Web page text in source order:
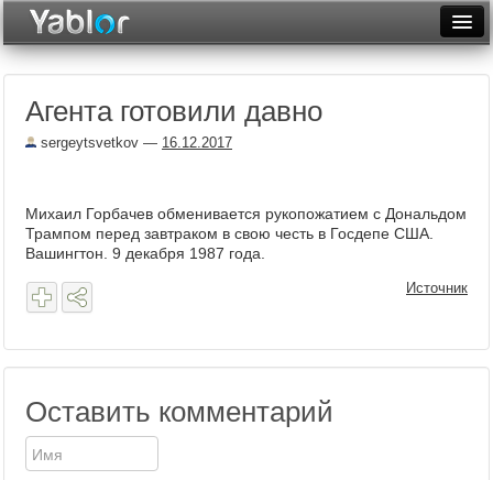
Неделя
Месяц
Архив
Агента готовили давно
sergeytsvetkov — 16.12.2017
Михаил Горбачев обменивается рукопожатием с Дональдом
Трампом перед завтраком в свою честь в Госдепе США.
Вашингтон. 9 декабря 1987 года.
Источник
Оставить комментарий